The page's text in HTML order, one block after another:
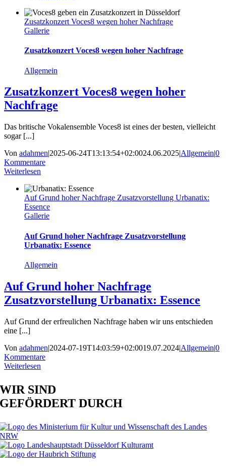
Zusatzkonzert Voces8 wegen hoher Nachfrage
Gallerie
Zusatzkonzert Voces8 wegen hoher Nachfrage
Allgemein
Zusatzkonzert Voces8 wegen hoher
Nachfrage
Das britische Vokalensemble Voces8 ist eines der besten, vielleicht
sogar [...]
Von adahmen|2025-06-24T13:13:54+02:0024.06.2025|Allgemein|0
Kommentare
Weiterlesen
Auf Grund hoher Nachfrage Zusatzvorstellung Urbanatix:
Essence
Gallerie
Auf Grund hoher Nachfrage Zusatzvorstellung
Urbanatix: Essence
Allgemein
Auf Grund hoher Nachfrage
Zusatzvorstellung Urbanatix: Essence
Auf Grund der erfreulichen Nachfrage haben wir uns entschieden
eine [...]
Von adahmen|2024-07-19T14:03:59+02:0019.07.2024|Allgemein|0
Kommentare
Weiterlesen
WIR SIND
GEFÖRDERT DURCH